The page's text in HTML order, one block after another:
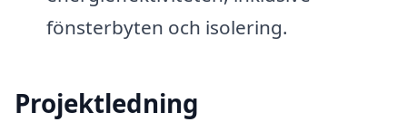
fönsterbyten och isolering.
Projektledning